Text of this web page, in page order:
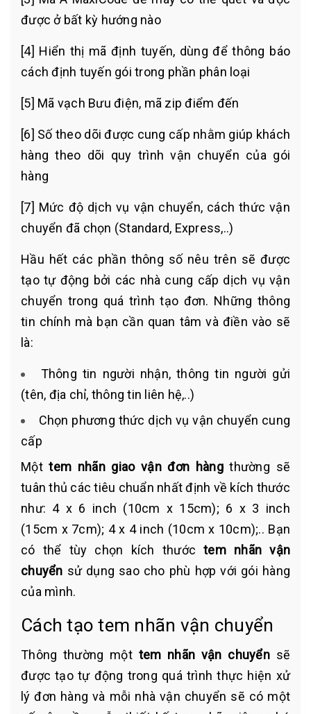
được ở bất kỳ hướng nào
[4] Hiển thị mã định tuyến, dùng để thông báo
cách định tuyến gói trong phần phân loại
[5] Mã vạch Bưu điện, mã zip điểm đến
[6] Số theo dõi được cung cấp nhằm giúp khách
hàng theo dõi quy trình vận chuyển của gói
hàng
[7] Mức độ dịch vụ vận chuyển, cách thức vận
chuyển đã chọn (Standard, Express,..)
Hầu hết các phần thông số nêu trên sẽ được
tạo tự động bởi các nhà cung cấp dịch vụ vận
chuyển trong quá trình tạo đơn. Những thông
tin chính mà bạn cần quan tâm và điền vào sẽ
là:
Thông tin người nhận, thông tin người gửi
(tên, địa chỉ, thông tin liên hệ,..)
Chọn phương thức dịch vụ vận chuyển cung
cấp
Mộttem nhãn giao vận đơn hàngthường sẽ
tuân thủ các tiêu chuẩn nhất định về kích thước
như: 4 x 6 inch (10cm x 15cm); 6 x 3 inch
(15cm x 7cm); 4 x 4 inch (10cm x 10cm);.. Bạn
có thể tùy chọn kích thướctem nhãn vận
chuyển sử dụng sao cho phù hợp với gói hàng
của mình.
Cách tạo tem nhãn vận chuyển
Thông thường một tem nhãn vận chuyển sẽ
được tạo tự động trong quá trình thực hiện xử
lý đơn hàng và mỗi nhà vận chuyển sẽ có một